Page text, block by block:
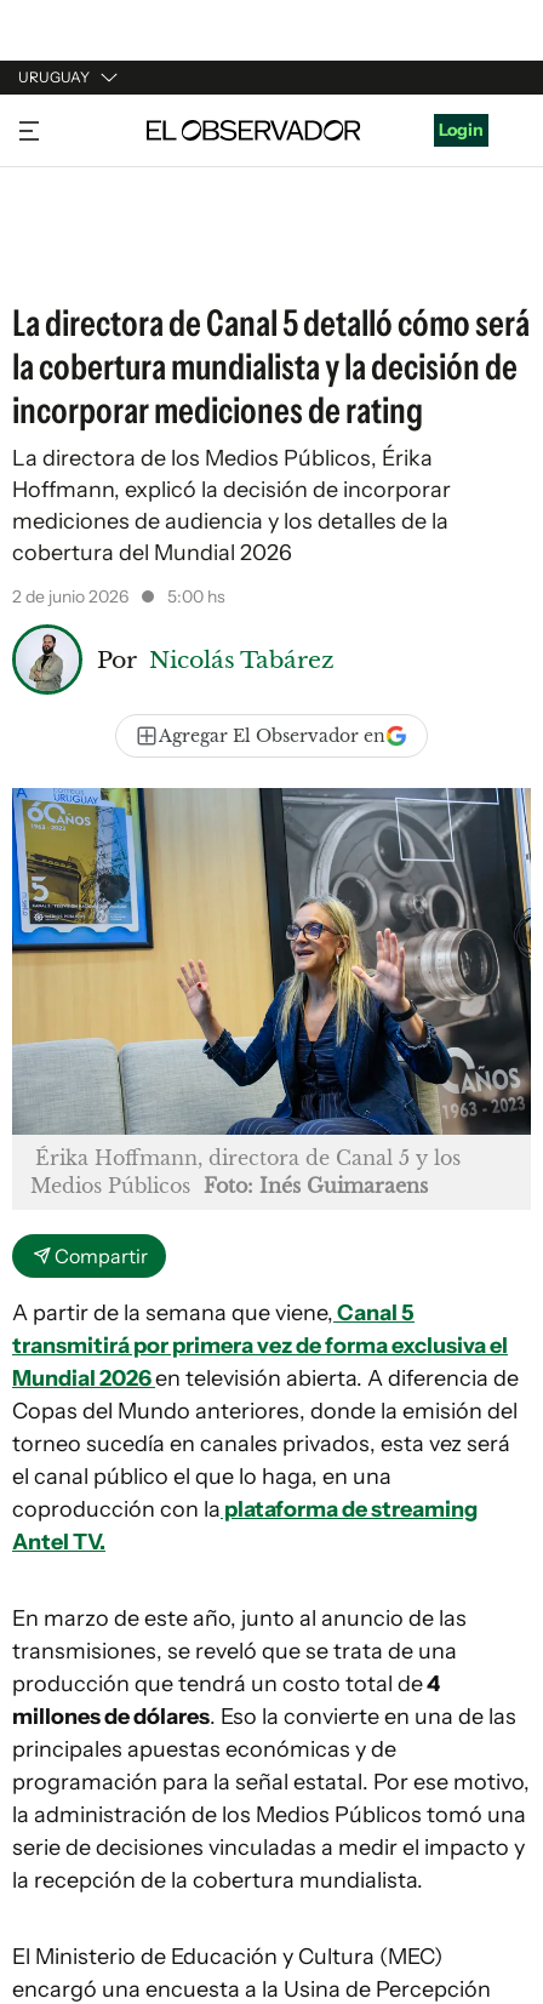
URUGUAY
URUGUAY
ARGENTINA
Login
La directora de Canal 5 detalló cómo será
la cobertura mundialista y la decisión de
incorporar mediciones de rating
La directora de los Medios Públicos, Érika
Hoffmann, explicó la decisión de incorporar
mediciones de audiencia y los detalles de la
cobertura del Mundial 2026
2 de junio 2026 5:00 hs
Por Nicolás Tabárez
Agregar El Observador en
Érika Hoffmann, directora de Canal 5 y los
Medios Públicos Foto: Inés Guimaraens
Compartir
A partir de la semana que viene,Canal 5
transmitirá por primera vez de forma exclusiva el
Mundial 2026en televisión abierta. A diferencia de
Copas del Mundo anteriores, donde la emisión del
torneo sucedía en canales privados, esta vez será
el canal público el que lo haga, en una
coproducción con la plataforma de streaming
Antel TV.
En marzo de este año, junto al anuncio de las
transmisiones, se reveló que se trata de una
producción que tendrá un costo total de4
millones de dólares. Eso la convierte en una de las
principales apuestas económicas y de
programación para la señal estatal. Por ese motivo,
la administración de los Medios Públicos tomó una
serie de decisiones vinculadas a medir el impacto y
la recepción de la cobertura mundialista.
El Ministerio de Educación y Cultura (MEC)
encargó una encuesta a la Usina de Percepción